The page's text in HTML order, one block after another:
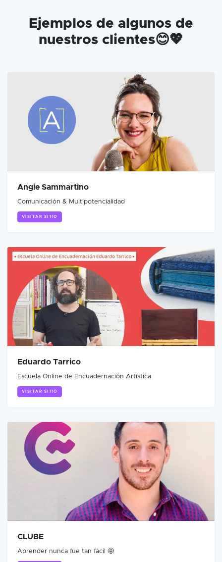
Ejemplos de algunos de
nuestros clientes😊💖
Angie Sammartino
Comunicación & Multipotencialidad
VISITAR SITIO
Eduardo Tarrico
Escuela Online de Encuadernación Artística
VISITAR SITIO
CLUBE
Aprender nunca fue tan fácil 🤩